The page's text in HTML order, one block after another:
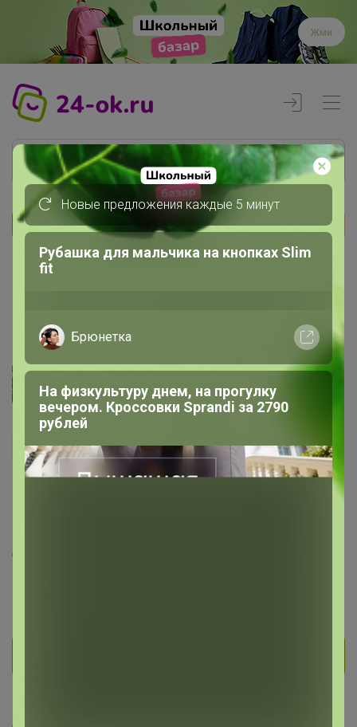
Жми
Реклама
Lisandra
Lisandra
Модератор
1.4K 11.4K 2.7K 358 70
Новые предложения каждые 5 минут
Рубашка для мальчика на кнопках Slim
fit
Брюнетка
На физкультуру днем, на прогулку
вечером. Кроссовки Sprandi за 2790
рублей